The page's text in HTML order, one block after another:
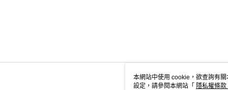
本網站中使用 cookie，欲查詢有
設定，請參閱本網站「 隱私權條款